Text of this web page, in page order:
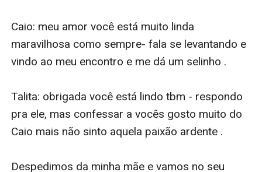
Caio: meu amor você está muito linda
maravilhosa como sempre- fala se levantando e
vindo ao meu encontro e me dá um selinho .
Talita: obrigada você está lindo tbm - respondo
pra ele, mas confessar a vocês gosto muito do
Caio mais não sinto aquela paixão ardente .
Despedimos da minha mãe e vamos no seu